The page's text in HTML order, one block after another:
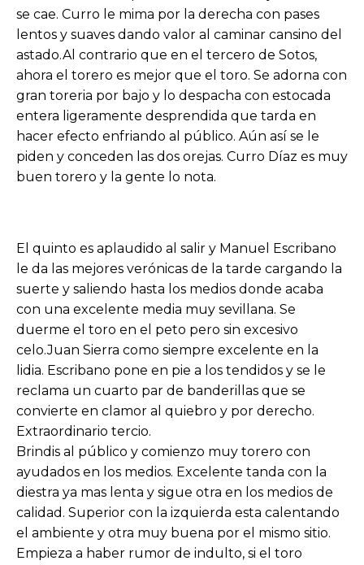
se cae. Curro le mima por la derecha con pases
lentos y suaves dando valor al caminar cansino del
astado.Al contrario que en el tercero de Sotos,
ahora el torero es mejor que el toro. Se adorna con
gran toreria por bajo y lo despacha con estocada
entera ligeramente desprendida que tarda en
hacer efecto enfriando al público. Aún así se le
piden y conceden las dos orejas. Curro Díaz es muy
buen torero y la gente lo nota.
El quinto es aplaudido al salir y Manuel Escribano
le da las mejores verónicas de la tarde cargando la
suerte y saliendo hasta los medios donde acaba
con una excelente media muy sevillana. Se
duerme el toro en el peto pero sin excesivo
celo.Juan Sierra como siempre excelente en la
lidia. Escribano pone en pie a los tendidos y se le
reclama un cuarto par de banderillas que se
convierte en clamor al quiebro y por derecho.
Extraordinario tercio.
Brindis al público y comienzo muy torero con
ayudados en los medios. Excelente tanda con la
diestra ya mas lenta y sigue otra en los medios de
calidad. Superior con la izquierda esta calentando
el ambiente y otra muy buena por el mismo sitio.
Empieza a haber rumor de indulto, si el toro